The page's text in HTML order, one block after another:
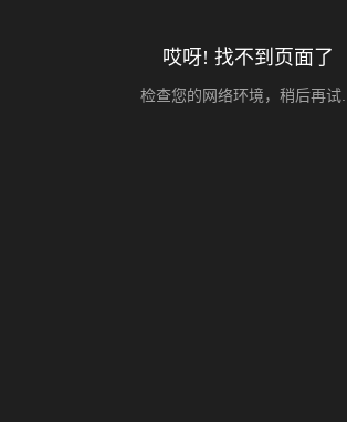
哎呀! 找不到页面了
检查您的网络环境，稍后再试...